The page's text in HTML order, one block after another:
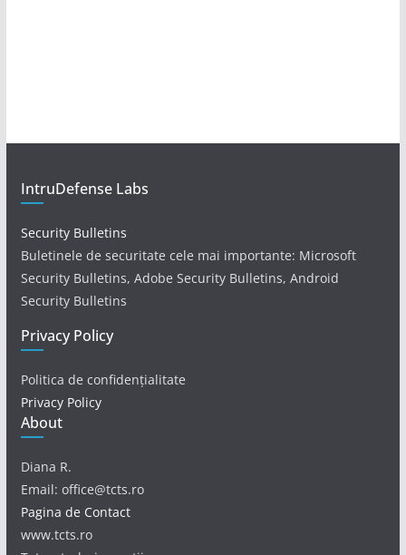
IntruDefense Labs
Security Bulletins
Buletinele de securitate cele mai importante: Microsoft
Security Bulletins, Adobe Security Bulletins, Android
Security Bulletins
Privacy Policy
Politica de confidențialitate
Privacy Policy
About
Diana R.
Email: office@tcts.ro
Pagina de Contact
www.tcts.ro